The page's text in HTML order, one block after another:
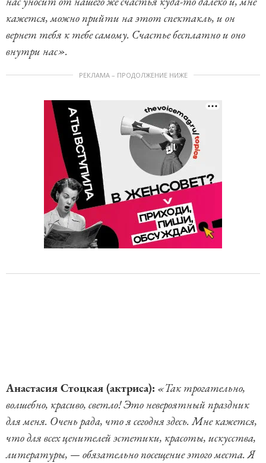
кажется, можно прийти на этот спектакль, и он
вернет тебя к тебе самому. Счастье бесплатно и оно
внутри нас».
РЕКЛАМА – ПРОДОЛЖЕНИЕ НИЖЕ
Анастасия Стоцкая (актриса): «Так трогательно,
волшебно, красиво, светло! Это невероятный праздник
для меня. Очень рада, что я сегодня здесь. Мне кажется,
что для всех ценителей эстетики, красоты, искусства,
литературы, — обязательно посещение этого места. Я